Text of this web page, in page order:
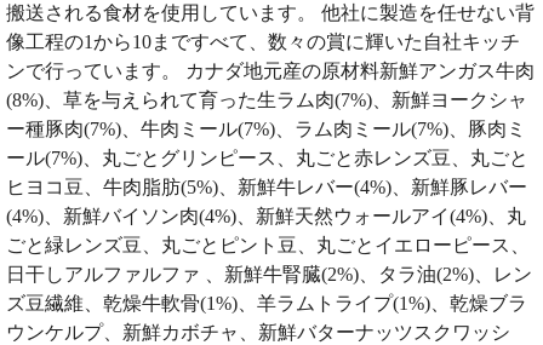
搬送される食材を使用しています。 他社に製造を任せない背
像工程の1から10まですべて、数々の賞に輝いた自社キッチ
ンで行っています。 カナダ地元産の原材料新鮮アンガス牛肉
(8%)、草を与えられて育った生ラム肉(7%)、新鮮ヨークシャ
ー種豚肉(7%)、牛肉ミール(7%)、ラム肉ミール(7%)、豚肉ミ
ール(7%)、丸ごとグリンピース、丸ごと赤レンズ豆、丸ごと
ヒヨコ豆、牛肉脂肪(5%)、新鮮牛レバー(4%)、新鮮豚レバー
(4%)、新鮮バイソン肉(4%)、新鮮天然ウォールアイ(4%)、丸
ごと緑レンズ豆、丸ごとピント豆、丸ごとイエローピース、
日干しアルファルファ 、新鮮牛腎臓(2%)、タラ油(2%)、レン
ズ豆繊維、乾燥牛軟骨(1%)、羊ラムトライプ(1%)、乾燥ブラ
ウンケルプ、新鮮カボチャ、新鮮バターナッツスクワッシ